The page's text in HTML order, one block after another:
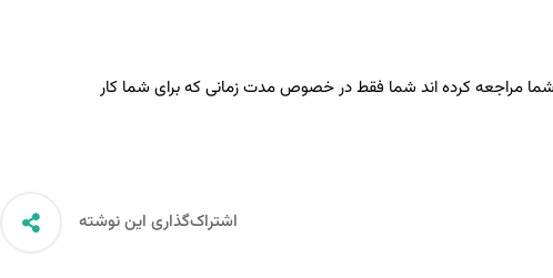
مراجعه کرده اند شما فقط در خصوص مدت زمانی که برای شما کار
اشتراک‌گذاری این نوشته